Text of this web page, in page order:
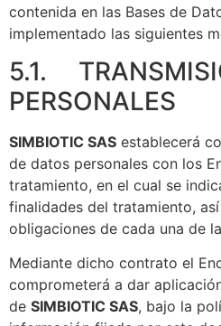
contenida en las Bases de
implementado las siguientes
5.1.
PERSONALES
SIMBIOTIC SAS establecerá
de datos personales con los
tratamiento, en el cual se
finalidades del tratamiento,
obligaciones de cada una de
Mediante dicho contrato el
comprometerá a dar
de SIMBIOTIC SAS, bajo la